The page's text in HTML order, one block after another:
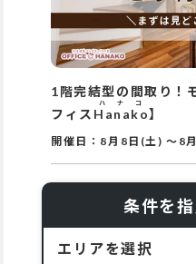
1階完結型の間取り！
フィス Hanako
ハナコ
】
開催日： 8月8日(土) ～ 8
条件を
エリアを選択